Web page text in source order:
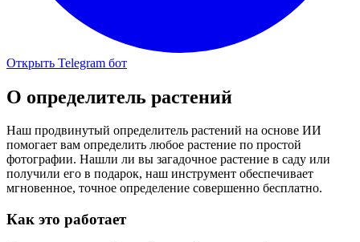
Открыть Telegram бот
О определитель растений
Наш продвинутый определитель растений на основе ИИ
помогает вам определить любое растение по простой
фотографии. Нашли ли вы загадочное растение в саду или
получили его в подарок, наш инструмент обеспечивает
мгновенное, точное определение совершенно бесплатно.
Как это работает